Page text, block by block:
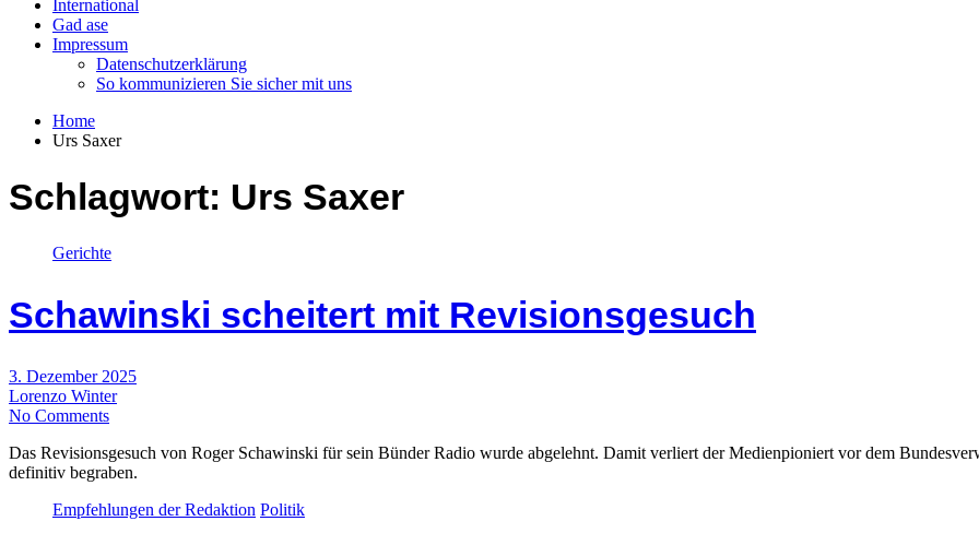
International
Gad ase
Impressum
Datenschutzerklärung
So kommunizieren Sie sicher mit uns
Home
Urs Saxer
Schlagwort: Urs Saxer
Gerichte
Schawinski scheitert mit Revisionsgesuch
3. Dezember 2025
Lorenzo Winter
No Comments
Das Revisionsgesuch von Roger Schawinski für sein Bünder Radio wurde abgelehnt. Damit verliert der Medienpioniert vor dem
definitiv begraben.
Empfehlungen der Redaktion Politik